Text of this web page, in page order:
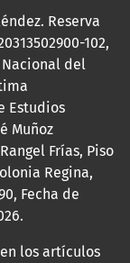
Reserva
102,
Nacional del
Estudios
Muñoz
Frías, Piso
Regina,
Fecha de
los artículos